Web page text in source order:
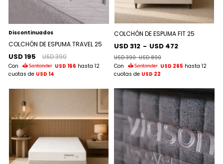
Discontinuados
COLCHÓN DE ESPUMA TRAVEL 25
USD 195 USD 390
Con USD 166 hasta 12
cuotas de USD 14
COLCHÓN DE ESPUMA FIT 25
USD 312 - USD 472
USD 390-USD 890
Con
USD 265 hasta 12
cuotas de USD 22